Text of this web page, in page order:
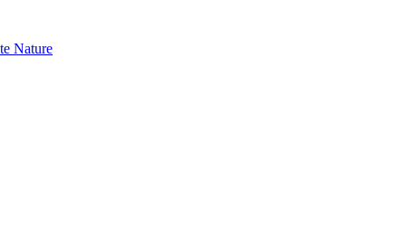
Nature